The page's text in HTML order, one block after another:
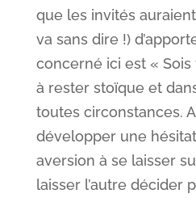
que les invités
va sans dire !)
concerné ici est «
à rester stoïque et
toutes circonstances.
développer une
aversion à se laisser
laisser l’autre décider